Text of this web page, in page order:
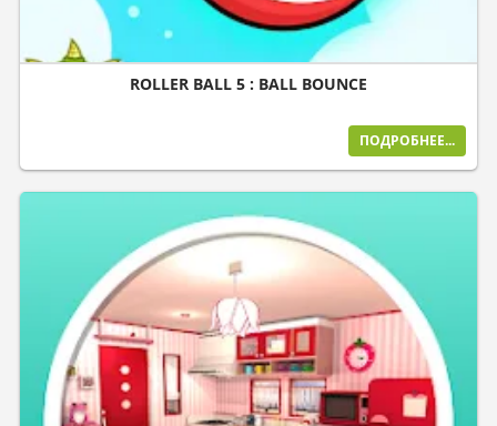
ROLLER BALL 5 : BALL BOUNCE
ПОДРОБНЕЕ...